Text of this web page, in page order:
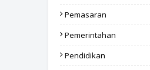
Pemasaran
Pemerintahan
Pendidikan